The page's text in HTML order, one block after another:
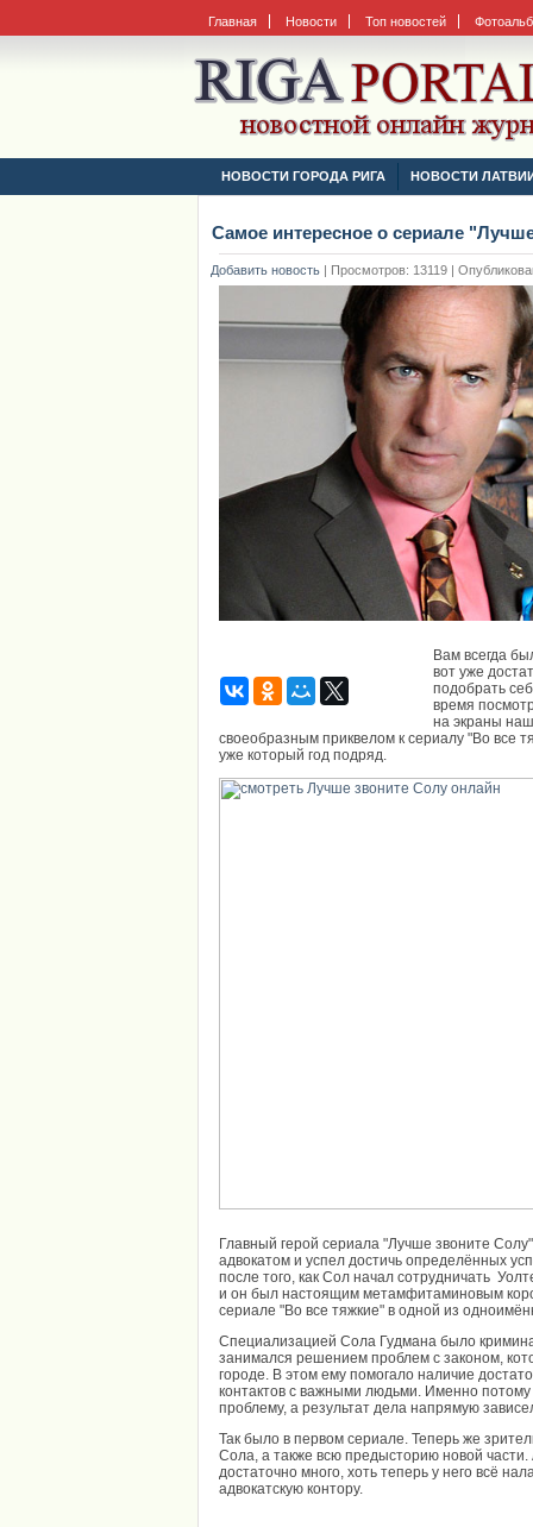
Главная Новости Топ новостей
НОВОСТИ ГОРОДА РИГА НОВОСТИ
Самое интересное о сериале
Добавить новость | Просмотров: 13119 |
Вам всегда
вот уже
подобрать
время
на экраны
своеобразным приквелом к сериалу "Во все
уже который год подряд.
Главный герой сериала "Лучше звоните
адвокатом и успел достичь определённых
после того, как Сол начал сотрудничать
и он был настоящим метамфитаминовым
сериале "Во все тяжкие" в одной из
Специализацией Сола Гудмана было
занимался решением проблем с законом,
городе. В этом ему помогало наличие
контактов с важными людьми. Именно
проблему, а результат дела напрямую
Так было в первом сериале. Теперь же
Сола, а также всю предысторию новой
достаточно много, хоть теперь у него всё
адвокатскую контору.